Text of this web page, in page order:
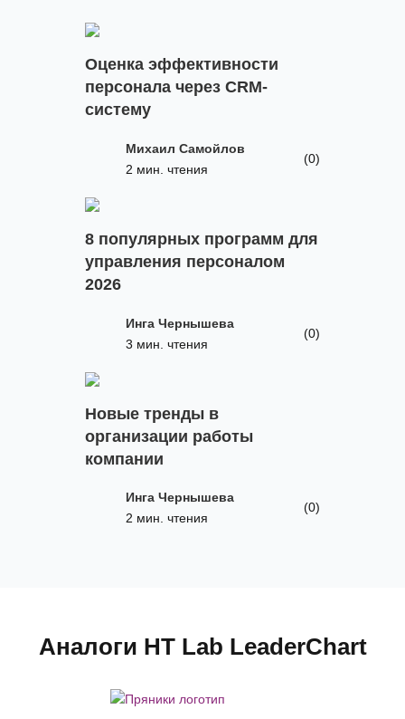
Оценка эффективности
персонала через CRM-
систему
Михаил Самойлов
2 мин. чтения
(0)
8 популярных программ для
управления персоналом
2026
Инга Чернышева
3 мин. чтения
(0)
Новые тренды в
организации работы
компании
Инга Чернышева
2 мин. чтения
(0)
Аналоги HT Lab LeaderChart